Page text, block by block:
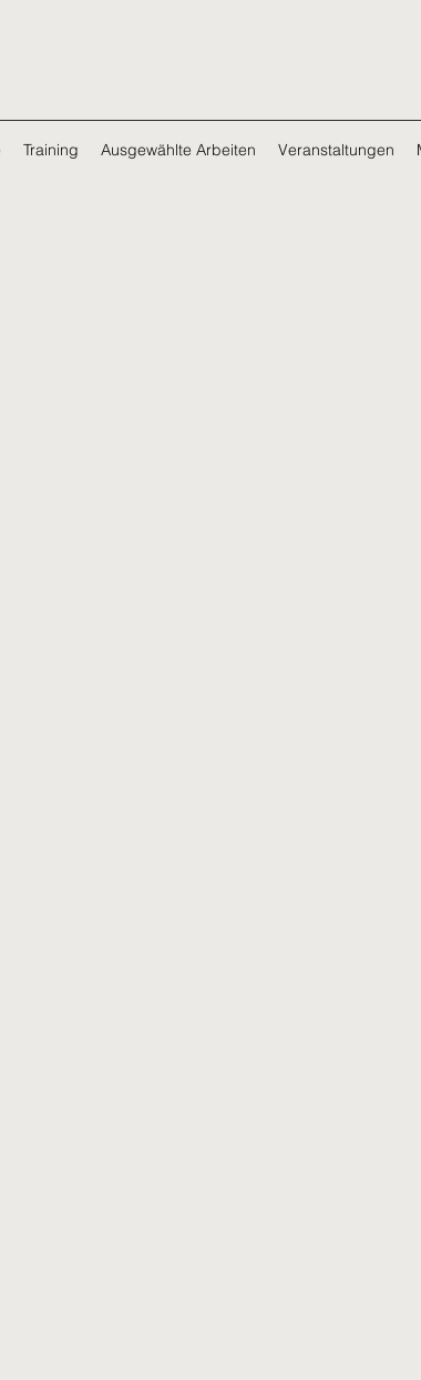
Training Ausgewählte Arbeiten Veranstaltungen